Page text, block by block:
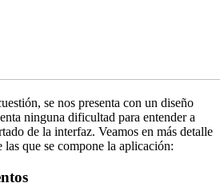
se nos presenta con un diseño
ninguna dificultad para entender a
de la interfaz. Veamos en más detalle
las que se compone la aplicación: